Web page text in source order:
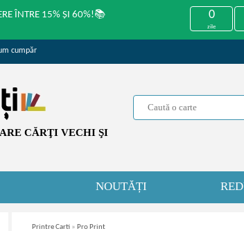
ÎNTRE 15% ȘI 60%!📚 0
zile
cumpăr
CĂRŢI VECHI ŞI
NOUTĂȚI
Printre Carti » Pro Print